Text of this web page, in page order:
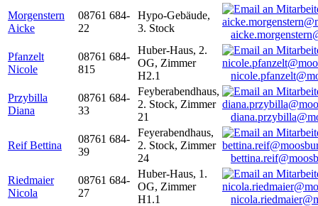
Morgenstern
Aicke
08761 684-
22
Hypo-Gebäude,
3. Stock
Pfanzelt
Nicole
08761 684-
815
Huber-Haus, 2.
OG, Zimmer
H2.1
Przybilla
Diana
08761 684-
33
Feyberabendhaus,
2. Stock, Zimmer
21
Reif Bettina
08761 684-
39
Feyerabendhaus,
2. Stock, Zimmer
24
Riedmaier
Nicola
08761 684-
27
Huber-Haus, 1.
OG, Zimmer
H1.1